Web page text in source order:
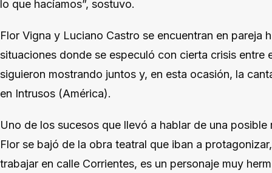
lo que hacíamos”, sostuvo.
Flor Vigna y Luciano Castro se encuentran en pareja
situaciones donde se especuló con cierta crisis entre
siguieron mostrando juntos y, en esta ocasión, la
en Intrusos (América).
Uno de los sucesos que llevó a hablar de una
Flor se bajó de la obra teatral que iban a protagonizar,
trabajar en calle Corrientes, es un personaje muy